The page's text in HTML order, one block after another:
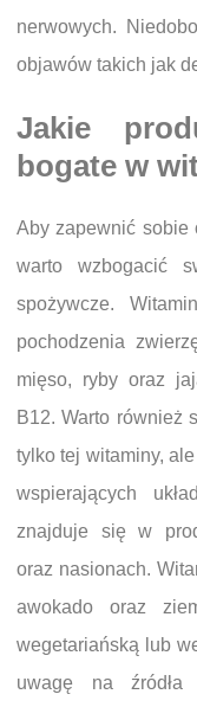
nerwowych.
objawów takich jak
Jakie
bogate w
Aby zapewnić sobie
warto wzbogacić
spożywcze.
pochodzenia
mięso, ryby oraz
B12. Warto również
tylko tej witaminy,
wspierających
znajduje się w
oraz nasionach.
awokado oraz
wegetariańską lub
uwagę na